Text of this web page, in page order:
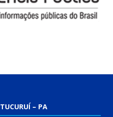
– PA